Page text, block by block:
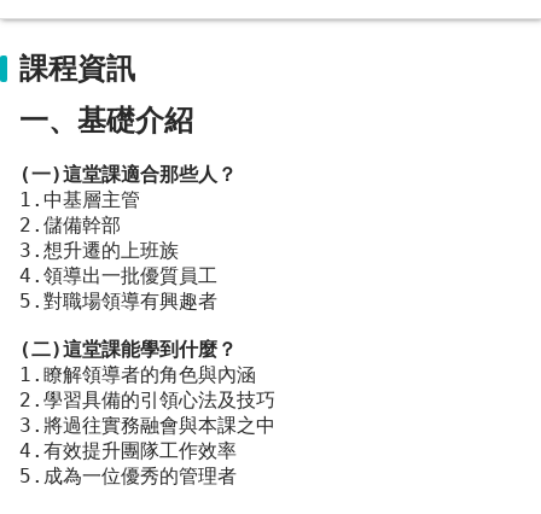
課程資訊
一、基礎介紹
(一)這堂課適合那些人？
1.中基層主管
2.儲備幹部
3.想升遷的上班族
4.領導出一批優質員工
5.對職場領導有興趣者
(二)這堂課能學到什麼？
1.瞭解領導者的角色與內涵
2.學習具備的引領心法及技巧
3.將過往實務融會與本課之中
4.有效提升團隊工作效率
5.成為一位優秀的管理者